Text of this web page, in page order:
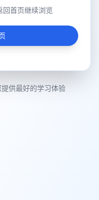
回首页继续浏览
供最好的学习体验